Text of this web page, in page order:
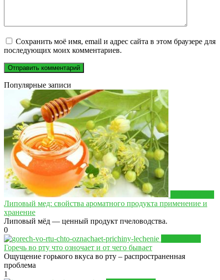
Сохранить моё имя, email и адрес сайта в этом браузере для
последующих моих комментариев.
Популярные записи
Липовый мед: свойства ароматного продукта применение и
хранение
Липовый мёд — ценный продукт пчеловодства.
0
Горечь во рту что озночает и от чего бывает
Ощущение горького вкуса во рту – распространенная
проблема
1